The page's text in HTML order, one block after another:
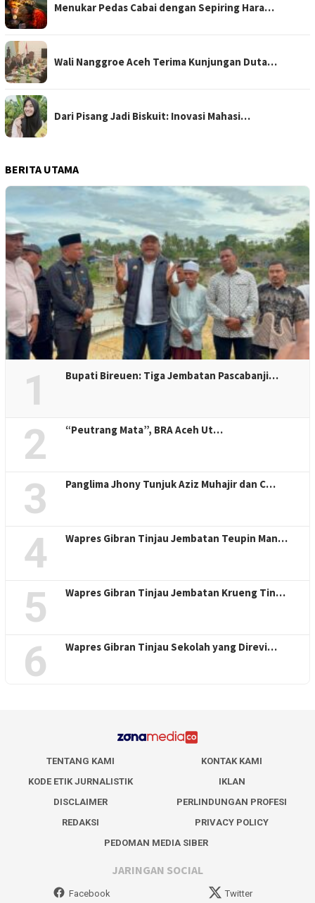
Menukar Pedas Cabai dengan Sepiring Hara…
Wali Nanggroe Aceh Terima Kunjungan Duta…
Dari Pisang Jadi Biskuit: Inovasi Mahasi…
BERITA UTAMA
1 Bupati Bireuen: Tiga Jembatan Pascabanji…
2 “Peutrang Mata”, BRA Aceh Ut…
3 Panglima Jhony Tunjuk Aziz Muhajir dan C…
4 Wapres Gibran Tinjau Jembatan Teupin Man…
5 Wapres Gibran Tinjau Jembatan Krueng Tin…
6 Wapres Gibran Tinjau Sekolah yang Direvi…
TENTANG KAMI
KONTAK KAMI
KODE ETIK JURNALISTIK
IKLAN
DISCLAIMER
PERLINDUNGAN PROFESI
REDAKSI
PRIVACY POLICY
PEDOMAN MEDIA SIBER
JARINGAN SOCIAL
Facebook Twitter